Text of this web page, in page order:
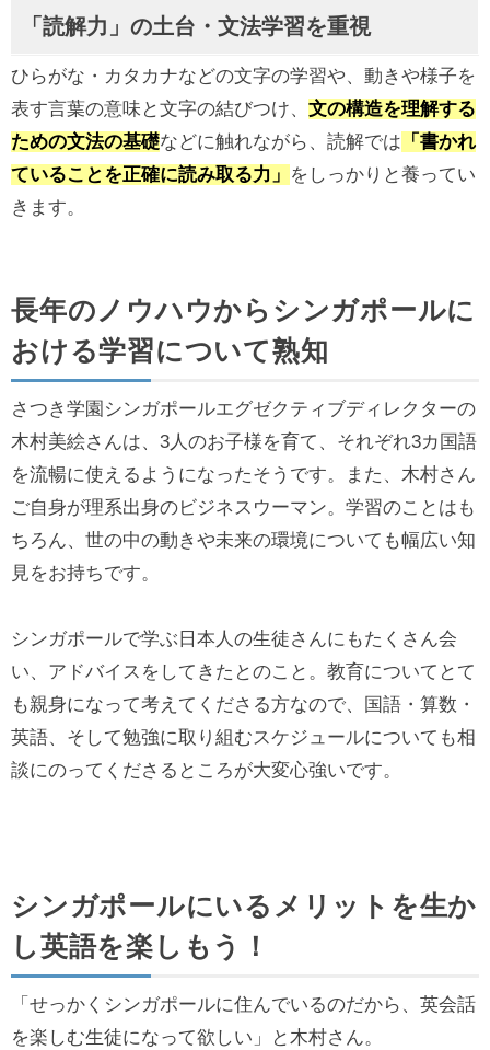
「読解力」の土台・文法学習を重視
ひらがな・カタカナなどの文字の学習や、動きや様子を
表す言葉の意味と文字の結びつけ、 文の構造を理解する
ための文法の基礎などに触れながら、読解では 「書かれ
ていることを正確に読み取る力」 をしっかりと養ってい
きます。
長年のノウハウからシンガポールに
おける学習について熟知
さつき学園シンガポールエグゼクティブディレクターの
木村美絵さんは、3人のお子様を育て、それぞれ3カ国語
を流暢に使えるようになったそうです。また、木村さん
ご自身が理系出身のビジネスウーマン。学習のことはも
ちろん、世の中の動きや未来の環境についても幅広い知
見をお持ちです。
シンガポールで学ぶ日本人の生徒さんにもたくさん会
い、アドバイスをしてきたとのこと。教育についてとて
も親身になって考えてくださる方なので、国語・算数・
英語、そして勉強に取り組むスケジュールについても相
談にのってくださるところが大変心強いです。
シンガポールにいるメリットを生か
し英語を楽しもう！
「せっかくシンガポールに住んでいるのだから、英会話
を楽しむ生徒になって欲しい」と木村さん。